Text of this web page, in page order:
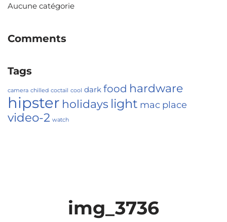
Aucune catégorie
Comments
Tags
camera chilled coctail cool dark food hardware
hipster holidays light mac place
video-2 watch
img_3736